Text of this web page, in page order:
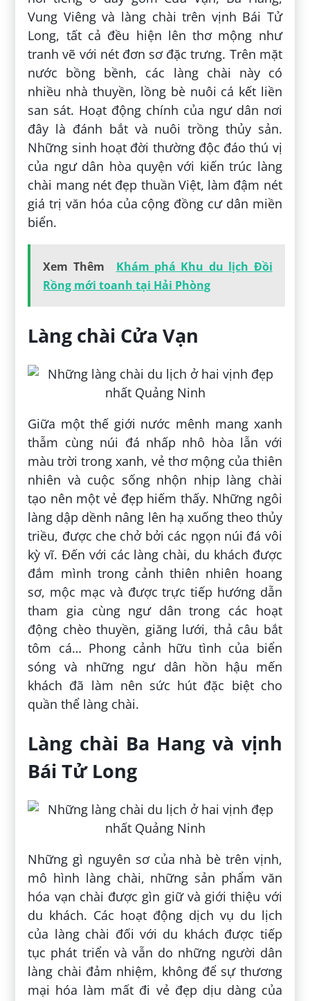
Vung Viêng và làng chài trên vịnh Bái Tử
Long, tất cả đều hiện lên thơ mộng như
tranh vẽ với nét đơn sơ đặc trưng. Trên mặt
nước bồng bềnh, các làng chài này có
nhiều nhà thuyền, lồng bè nuôi cá kết liền
san sát. Hoạt động chính của ngư dân nơi
đây là đánh bắt và nuôi trồng thủy sản.
Những sinh hoạt đời thường độc đáo thú vị
của ngư dân hòa quyện với kiến trúc làng
chài mang nét đẹp thuần Việt, làm đậm nét
giá trị văn hóa của cộng đồng cư dân miền
biển.
Xem Thêm
Khám phá Khu du lịch Đồi
Rồng mới toanh tại Hải Phòng
Làng chài Cửa Vạn
Giữa một thế giới nước mênh mang xanh
thẫm cùng núi đá nhấp nhô hòa lẫn với
màu trời trong xanh, vẻ thơ mộng của thiên
nhiên và cuộc sống nhộn nhịp làng chài
tạo nên một vẻ đẹp hiếm thấy. Những ngôi
làng dập dềnh nâng lên hạ xuống theo thủy
triều, được che chở bởi các ngọn núi đá vôi
kỳ vĩ. Đến với các làng chài, du khách được
đắm mình trong cảnh thiên nhiên hoang
sơ, mộc mạc và được trực tiếp hướng dẫn
tham gia cùng ngư dân trong các hoạt
động chèo thuyền, giăng lưới, thả câu bắt
tôm cá… Phong cảnh hữu tình của biển
sóng và những ngư dân hồn hậu mến
khách đã làm nên sức hút đặc biệt cho
quần thể làng chài.
Làng chài Ba Hang và vịnh
Bái Tử Long
Những gì nguyên sơ của nhà bè trên vịnh,
mô hình làng chài, những sản phẩm văn
hóa vạn chài được gìn giữ và giới thiệu với
du khách. Các hoạt động dịch vụ du lịch
của làng chài đối với du khách được tiếp
tục phát triển và vẫn do những người dân
làng chài đảm nhiệm, không để sự thương
mại hóa làm mất đi vẻ đẹp dịu dàng của